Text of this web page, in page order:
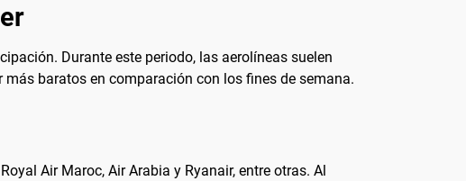
Durante este periodo, las aerolíneas suelen
baratos en comparación con los fines de semana.
Air Maroc, Air Arabia y Ryanair, entre otras. Al